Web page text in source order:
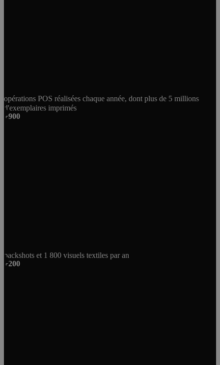
opérations POS réalisées chaque année, dont plus de 5 millions
d'exemplaires imprimés
+900
packshots et 1 800 visuels textiles par an
+200